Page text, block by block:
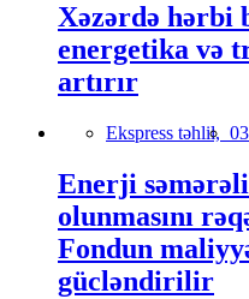
Xəzərdə hərbi
energetika və
artırır
Ekspress təhlil,
Enerji
olunmasını
Fondun
gücləndirilir